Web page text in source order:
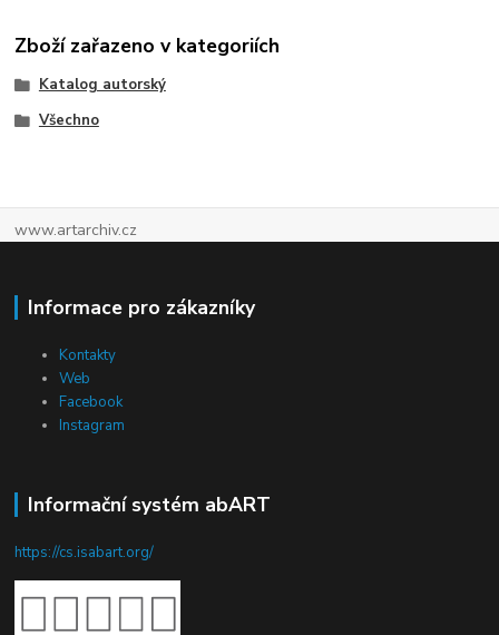
Zboží zařazeno v kategoriích
Katalog autorský
Všechno
www.artarchiv.cz
Informace pro zákazníky
Kontakty
Web
Facebook
Instagram
Informační systém abART
https://cs.isabart.org/